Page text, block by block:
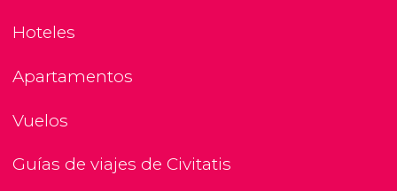
Hoteles
Apartamentos
Vuelos
Guías de viajes de Civitatis